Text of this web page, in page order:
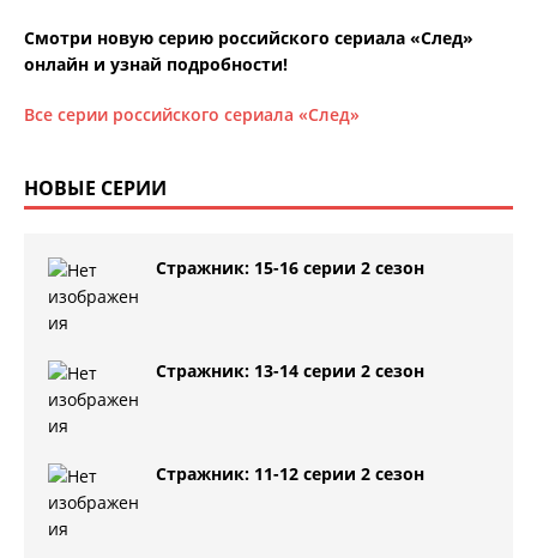
Смотри новую серию российского сериала «След»
онлайн и узнай подробности!
Все серии российского сериала «След»
НОВЫЕ СЕРИИ
Стражник: 15-16 серии 2 сезон
Стражник: 13-14 серии 2 сезон
Стражник: 11-12 серии 2 сезон